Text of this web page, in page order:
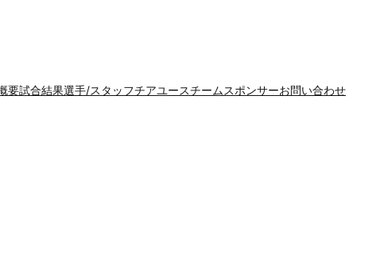
要試合結果選手/スタッフチアユースチームスポンサーお問い合わせ